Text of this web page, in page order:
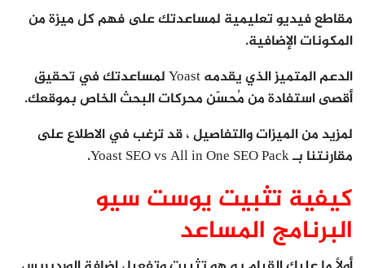
مقاطع فيديو تعليمية لمساعدتك على فهم كل ميزة من
المكونات الإضافية.
الدعم المتميز الذي يقدمه Yoast لمساعدتك في تحقيق
أقصى استفادة من مُحسّن محركات البحث الخاص بموقعك.
لمزيد من الميزات والتفاصيل ، قد ترغب في الاطلاع على
مقارنتنا بـ Yoast SEO vs All in One SEO Pack.
كيفية تثبيت يوست سيو
البرنامج المساعد